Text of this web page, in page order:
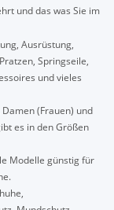
und das was Sie im
Ausrüstung,
Springseile,
und vieles
(Frauen) und
es in den Größen
Modelle günstig für